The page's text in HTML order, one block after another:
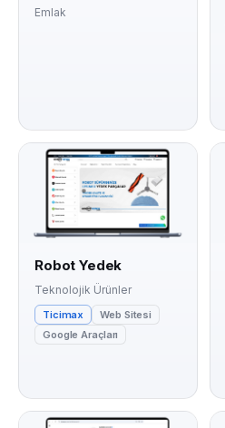
Emlak
Robot Yedek
Teknolojik Ürünler
Ticimax
Web Sitesi
Google Araçları